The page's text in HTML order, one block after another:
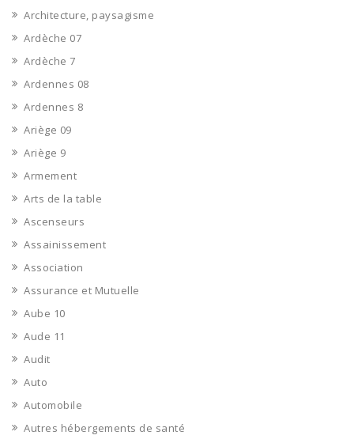
Architecture, paysagisme
Ardèche 07
Ardèche 7
Ardennes 08
Ardennes 8
Ariège 09
Ariège 9
Armement
Arts de la table
Ascenseurs
Assainissement
Association
Assurance et Mutuelle
Aube 10
Aude 11
Audit
Auto
Automobile
Autres hébergements de santé